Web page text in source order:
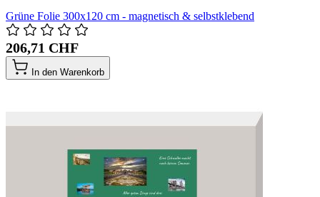
Grüne Folie 300x120 cm - magnetisch & selbstklebend
206,71 CHF
In den Warenkorb